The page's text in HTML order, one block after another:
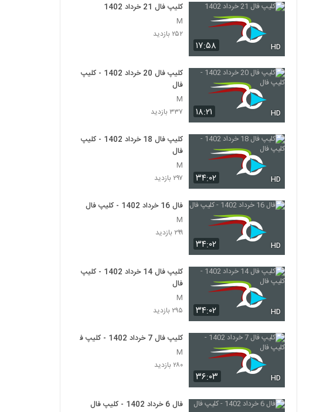
۱۷:۵۸ HD
کلیپ فال 21 خرداد 1402
M
۲۵۲ بازدید
۱۸:۲۱ HD
کلیپ فال 20 خرداد 1402 - کلیپ
فال
M
۳۳۷ بازدید
۳۴:۰۲ HD
کلیپ فال 18 خرداد 1402 - کلیپ
فال
M
۲۹۷ بازدید
۳۴:۰۲ HD
فال 16 خرداد 1402 - کلیپ فال
M
۲۹۹ بازدید
۳۴:۰۲ HD
کلیپ فال 14 خرداد 1402 - کلیپ
فال
M
۲۹۵ بازدید
۳۶:۰۳ HD
کلیپ فال 7 خرداد 1402 - کلیپ فال
M
۲۸۰ بازدید
فال 6 خرداد 1402 - کلیپ فال